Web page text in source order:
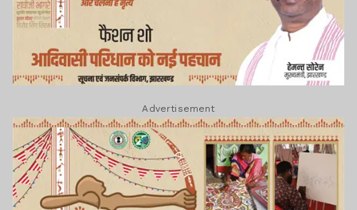
Advertisement